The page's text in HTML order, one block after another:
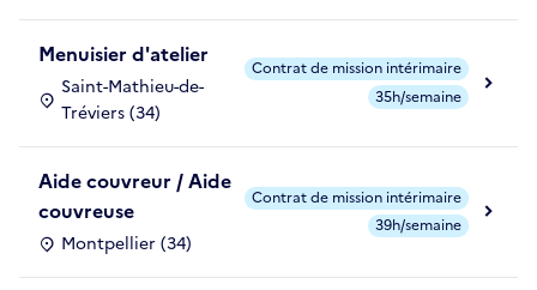
Menuisier d'atelier
Saint-Mathieu-de-
Tréviers (34)
Contrat de mission intérimaire
35h/semaine
Aide couvreur / Aide
couvreuse
Montpellier (34)
Contrat de mission intérimaire
39h/semaine